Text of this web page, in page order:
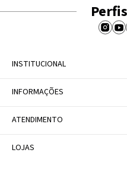
INSTITUCIONAL
A Marca
Trabalhe conosco
INFORMAÇÕES
Política de Privacidade
Tabela de Medidas
ATENDIMENTO
Personal Shopper
LOJAS